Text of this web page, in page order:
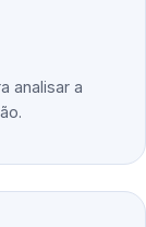
analisar a